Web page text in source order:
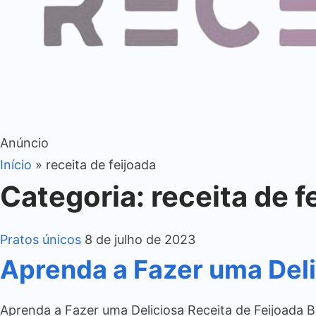
Anúncio
Início » receita de feijoada
Categoria: receita de
Pratos únicos 8 de julho de 2023
Aprenda a Fazer uma
Aprenda a Fazer uma Deliciosa Receita de